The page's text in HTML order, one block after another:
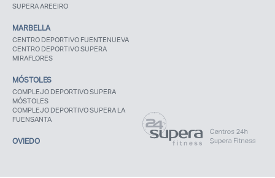
SUPERA AREEIRO
MARBELLA
CENTRO DEPORTIVO FUENTENUEVA
CENTRO DEPORTIVO SUPERA
MIRAFLORES
MÓSTOLES
COMPLEJO DEPORTIVO SUPERA
MÓSTOLES
COMPLEJO DEPORTIVO SUPERA LA
FUENSANTA
OVIEDO